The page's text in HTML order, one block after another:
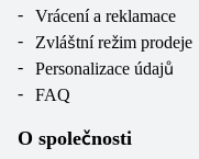
Vrácení a reklamace
Zvláštní režim prodeje
Personalizace údajů
FAQ
O společnosti